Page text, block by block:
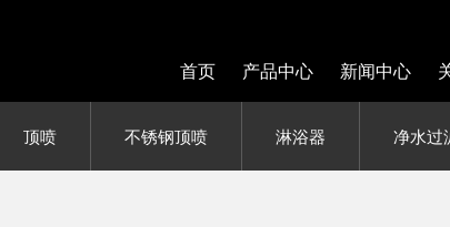
首页 产品中心 新闻中心
顶喷 不锈钢顶喷 淋浴器 净水过